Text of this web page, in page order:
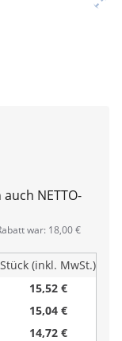
NETTO-
war: 18,00 €
(inkl. MwSt.)
15,52 €
15,04 €
14,72 €